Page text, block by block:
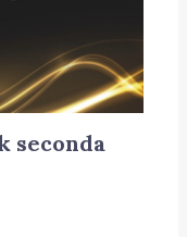
seconda